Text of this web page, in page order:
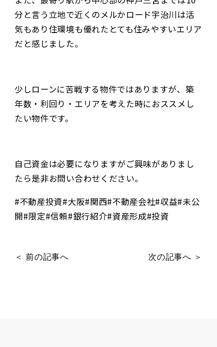
分と言う立地で近くのメルかロード宇治川は活
気もあり住環境も優れたとても住みやすいエリア
だと感じました。
少しローンに苦戦する物件ではありますが、築
年数・利回り・エリアを考えた時におススメし
たい物件です。
自己資金は必要になりますがご興味がありまし
たら是非お問い合わせください。
#不動産投資#大阪#関西#不動産会社#収益#未公
開#限定#信頼#銀行紹介#資産形成#投資
＜ 前の記事へ 次の記事へ ＞